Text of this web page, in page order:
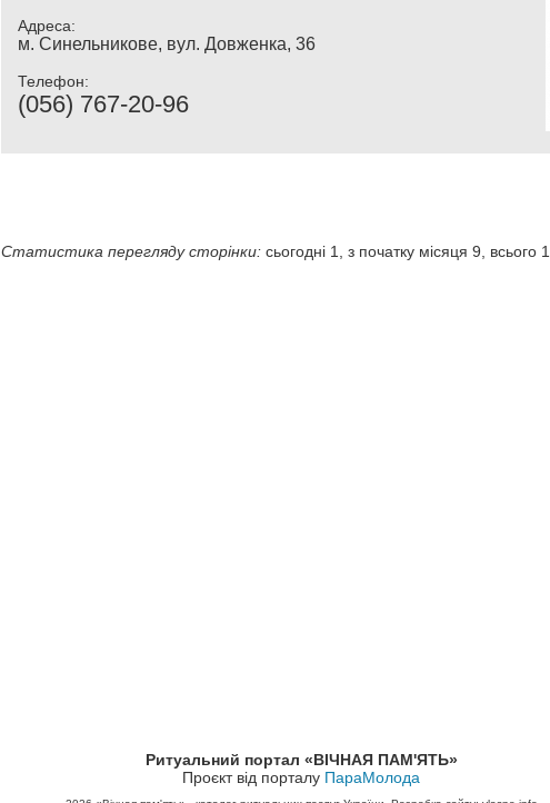
Адреса:
м. Синельникове, вул. Довженка, 36
Телефон:
(056) 767-20-96
Статистика перегляду сторінки: сьогодні 1, з початку місяця 9, всього
Ритуальний портал «ВІЧНАЯ ПАМ'ЯТЬ»
Проєкт від порталу ПараМолода